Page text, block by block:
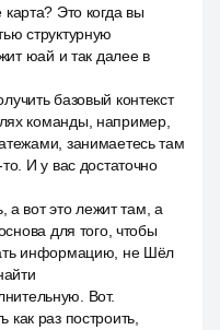
Это когда вы
структурную
юай и так далее в
базовый контекст
команды, например,
занимаетесь там
И у вас достаточно
а вот это лежит там, а
для того, чтобы
информацию, не Шёл
Вот.
раз построить,